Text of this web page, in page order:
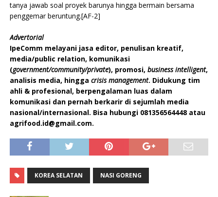
tanya jawab soal proyek barunya hingga bermain bersama
penggemar beruntung.[AF-2]
Advertorial
IpeComm melayani jasa editor, penulisan kreatif,
media/public relation, komunikasi
(government/community/private), promosi, business intelligent,
analisis media, hingga crisis management. Didukung tim
ahli & profesional, berpengalaman luas dalam
komunikasi dan pernah berkarir di sejumlah media
nasional/internasional. Bisa hubungi 081356564448 atau
agrifood.id@gmail.com.
KOREA SELATAN NASI GORENG